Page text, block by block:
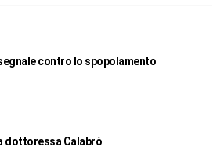
contro lo spopolamento
dottoressa Calabrò